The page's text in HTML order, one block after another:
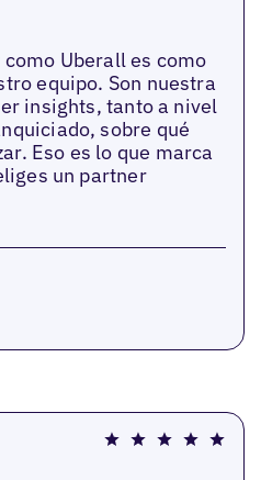
Uberall es como
equipo. Son nuestra
insights, tanto a nivel
sobre qué
Eso es lo que marca
un partner